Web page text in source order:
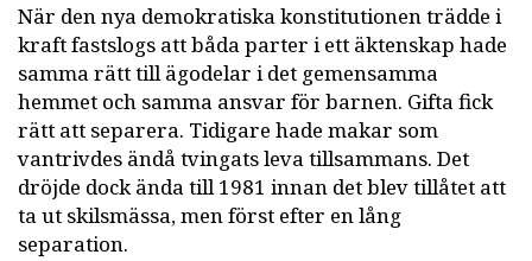
När den nya demokratiska konstitutionen trädde i
kraft fastslogs att båda parter i ett äktenskap hade
samma rätt till ägodelar i det gemensamma
hemmet och samma ansvar för barnen. Gifta fick
rätt att separera. Tidigare hade makar som
vantrivdes ändå tvingats leva tillsammans. Det
dröjde dock ända till 1981 innan det blev tillåtet att
ta ut skilsmässa, men först efter en lång
separation.